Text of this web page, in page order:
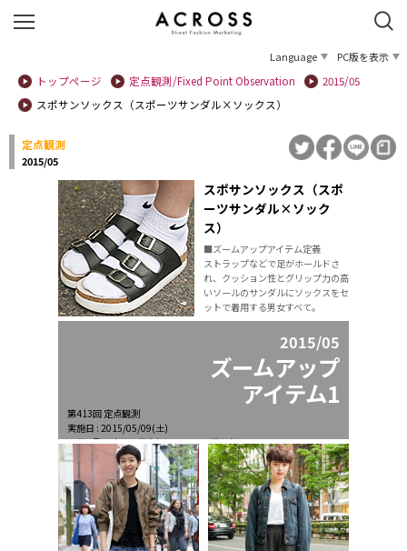
Language
PC版を表示
トップページ
定点観測/Fixed Point Observation
2015/05
スポサンソックス（スポーツサンダル×ソックス）
定点観測
2015/05
スポサンソックス（スポ
ーツサンダル×ソック
ス）
■ズームアップアイテム定義
ストラップなどで足がホールドさ
れ、クッション性とグリップ力の高
いソールのサンダルにソックスをセ
ットで着用する男女すべて。
2015/05
ズームアップ
アイテム1
第413回 定点観測
実施日 : 2015/05/09(土)
天候 : 曇一時雨、最高気温19.1℃、最低気温10.0℃